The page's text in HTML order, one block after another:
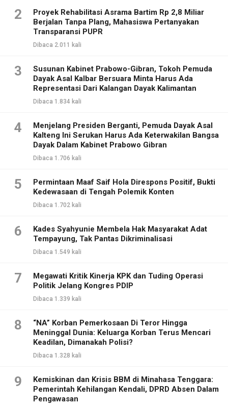
2
Proyek Rehabilitasi Asrama Bartim Rp 2,8 Miliar
Berjalan Tanpa Plang, Mahasiswa Pertanyakan
Transparansi PUPR
Dibaca 2.011 kali
3
Susunan Kabinet Prabowo-Gibran, Tokoh Pemuda
Dayak Asal Kalbar Bersuara Minta Harus Ada
Representasi Dari Kalangan Dayak Kalimantan
Dibaca 1.834 kali
4
Menjelang Presiden Berganti, Pemuda Dayak Asal
Kalteng Ini Serukan Harus Ada Keterwakilan Bangsa
Dayak Dalam Kabinet Prabowo Gibran
Dibaca 1.706 kali
5
Permintaan Maaf Saif Hola Direspons Positif, Bukti
Kedewasaan di Tengah Polemik Konten
Dibaca 1.702 kali
6
Kades Syahyunie Membela Hak Masyarakat Adat
Tempayung, Tak Pantas Dikriminalisasi
Dibaca 1.549 kali
7
Megawati Kritik Kinerja KPK dan Tuding Operasi
Politik Jelang Kongres PDIP
Dibaca 1.339 kali
8
“NA” Korban Pemerkosaan Di Teror Hingga
Meninggal Dunia: Keluarga Korban Terus Mencari
Keadilan, Dimanakah Polisi?
Dibaca 1.328 kali
9
Kemiskinan dan Krisis BBM di Minahasa Tenggara:
Pemerintah Kehilangan Kendali, DPRD Absen Dalam
Pengawasan